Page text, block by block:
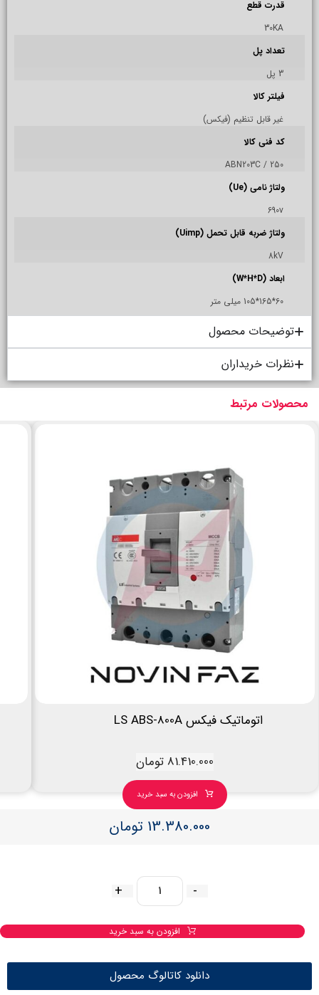
قدرت قطع
30KA
تعداد پل
3 پل
فیلتر کالا
غیر قابل تنظیم (فیکس)
کد فنی کالا
ABN203C / 250
ولتاژ نامی (Ue)
690v
ولتاژ ضربه قابل تحمل (Uimp)
8kV
ابعاد (W*H*D)
60*165*105 میلی متر
توضیحات محصول
نظرات خریداران
محصولات مرتبط
اتوماتیک فیکس LS ABS-800A
81.410.000 تومان
افزودن به سبد خرید
13.380.000 تومان
-
+
افزودن به سبد خرید
دانلود کاتالوگ محصول
صفحه اصلی فروشگاه برند ها لیست قیمت